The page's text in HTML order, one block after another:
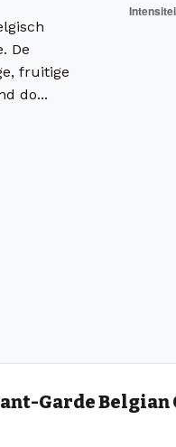
De
fruitige
do...
Garde Belgian